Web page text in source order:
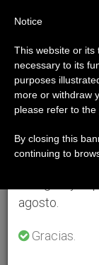
Aviso
Del 27 de
anual,
se generan
agosto.
Gracias.
Notice
This website or its
necessary to its
purposes
more or withdraw
please refer to the
By closing this
continuing to